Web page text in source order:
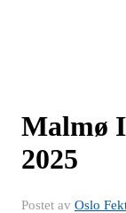
Malmø
2025
Postet av Oslo